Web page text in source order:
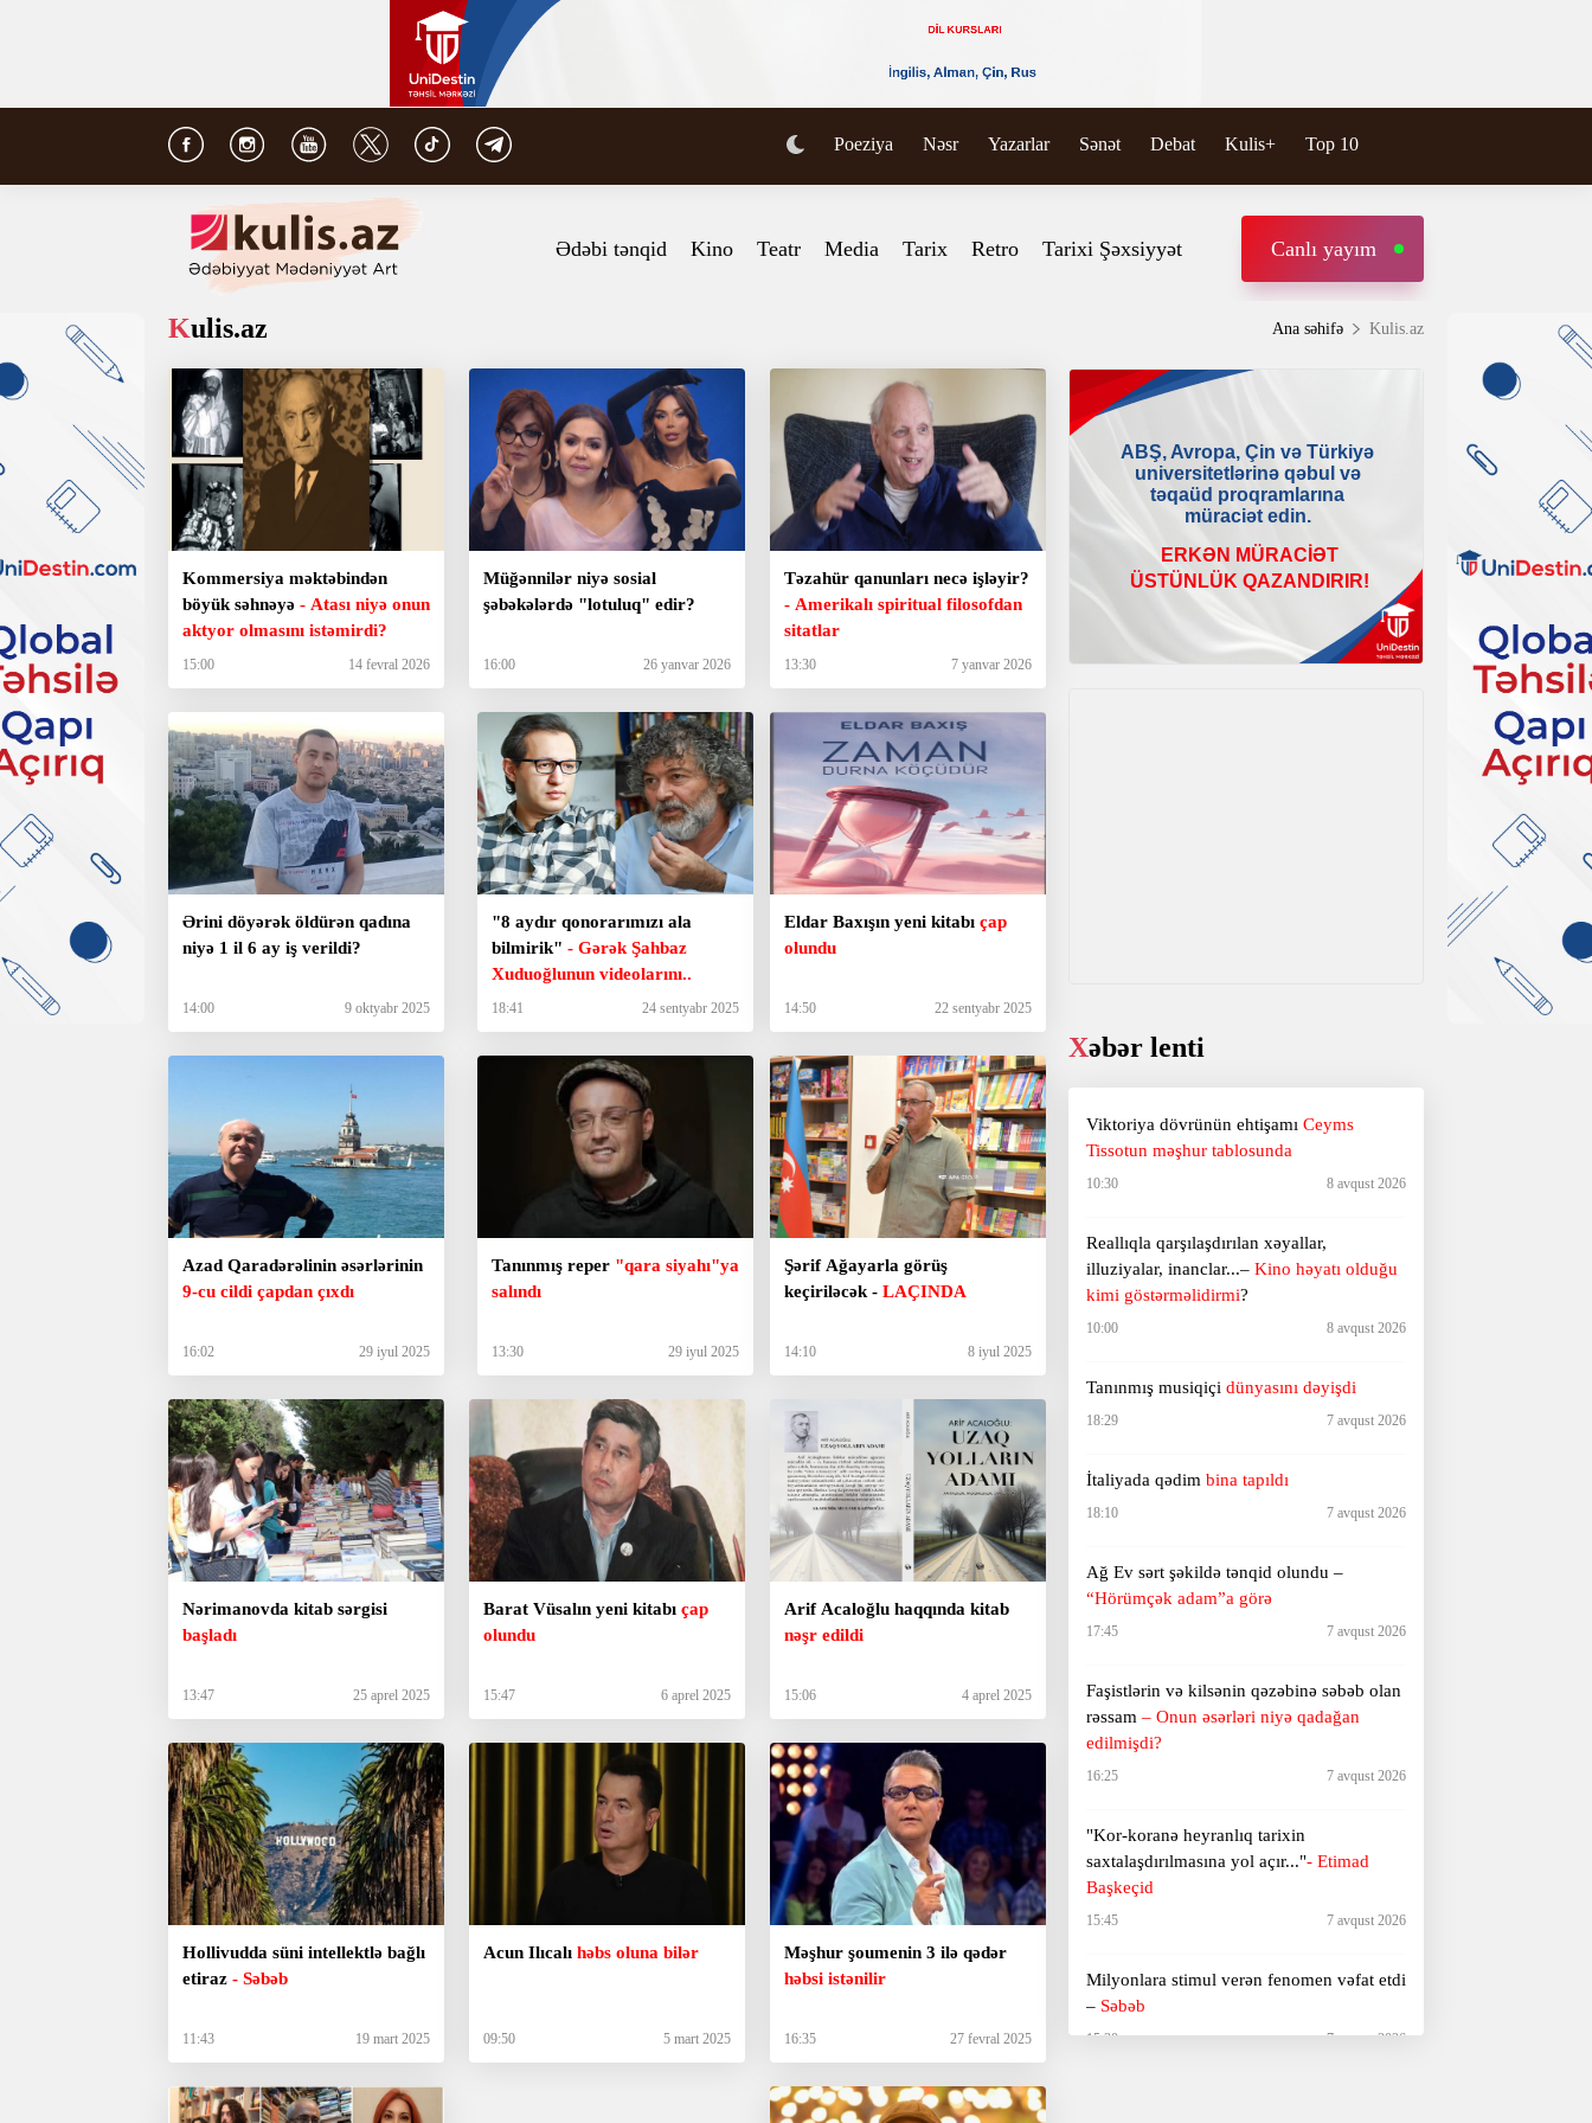
Poeziya Nəsr Yazarlar Sənət Debat Kulis+ Top 10
Ədəbi tənqid Kino Teatr Media Tarix Retro Tarixi Şəxsiyyət Canlı yayım
Kulis.az Ana səhifə Kulis.az
Kommersiya məktəbindən
böyük səhnəyə - Atası niyə onun
aktyor olmasını istəmirdi?
15:00 14 fevral 2026
Müğənnilər niyə sosial
şəbəkələrdə "lotuluq" edir?
16:00 26 yanvar 2026
Təzahür qanunları necə işləyir?
- Amerikalı spiritual filosofdan
sitatlar
13:30 7 yanvar 2026
Ərini döyərək öldürən qadına
niyə 1 il 6 ay iş verildi?
14:00 9 oktyabr 2025
"8 aydır qonorarımızı ala
bilmirik" - Gərək Şahbaz
Xuduoğlunun videolarını..
18:41 24 sentyabr 2025
Eldar Baxışın yeni kitabı çap
olundu
14:50 22 sentyabr 2025
Azad Qaradərəlinin əsərlərinin
9-cu cildi çapdan çıxdı
16:02 29 iyul 2025
Tanınmış reper "qara siyahı"ya
salındı
13:30 29 iyul 2025
Şərif Ağayarla görüş
keçiriləcək - LAÇINDA
14:10 8 iyul 2025
Nərimanovda kitab sərgisi
başladı
13:47 25 aprel 2025
Barat Vüsalın yeni kitabı çap
olundu
15:47 6 aprel 2025
Arif Acaloğlu haqqında kitab
nəşr edildi
15:06 4 aprel 2025
Hollivudda süni intellektlə bağlı
etiraz - Səbəb
11:43 19 mart 2025
Acun Ilıcalıhəbs oluna bilər
09:50 5 mart 2025
Məşhur şoumenin 3 ilə qədər
həbsi istənilir
16:35 27 fevral 2025
Xəbər lenti
Viktoriya dövrünün ehtişamı Ceyms
Tissotun məşhur tablosunda
10:30 8 avqust 2026
Reallıqla qarşılaşdırılan xəyallar,
illuziyalar, inanclar...– Kino həyatı olduğu
kimi göstərməlidirmi?
10:00 8 avqust 2026
Tanınmış musiqiçi dünyasını dəyişdi
18:29 7 avqust 2026
İtaliyada qədim bina tapıldı
18:10 7 avqust 2026
Ağ Ev sərt şəkildə tənqid olundu –
“Hörümçək adam”a görə
17:45 7 avqust 2026
Faşistlərin və kilsənin qəzəbinə səbəb olan
rəssam – Onun əsərləri niyə qadağan
edilmişdi?
16:25 7 avqust 2026
"Kor-koranə heyranlıq tarixin
saxtalaşdırılmasına yol açır..."- Etimad
Başkeçid
15:45 7 avqust 2026
Milyonlara stimul verən fenomen vəfat etdi
– Səbəb
15:30 7 avqust 2026